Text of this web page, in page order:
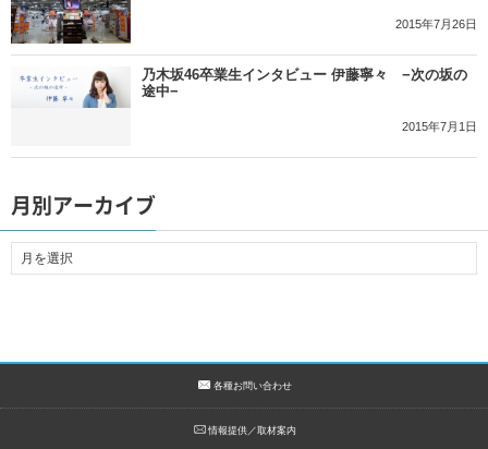
2015年7月26日
乃木坂46卒業生インタビュー 伊藤寧々 −次の坂の
途中−
2015年7月1日
月別アーカイブ
各種お問い合わせ
情報提供／取材案内